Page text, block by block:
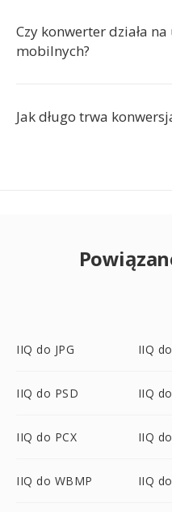
Czy konwerter działa
mobilnych?
Jak długo trwa
IIQ do JPG IIQ
IIQ do PSD IIQ
IIQ do PCX IIQ
IIQ do WBMP IIQ